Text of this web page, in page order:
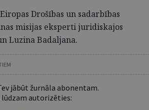
Drošības un sadarbības
misijas eksperti juridiskajos
Luzina Badaljana.
jābūt žurnāla abonentam.
lūdzam autorizēties: